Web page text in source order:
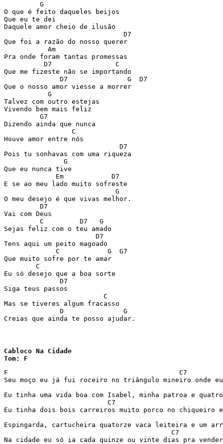
         G
O que é feito daqueles beijos
Que eu te dei
Daquele amor cheio de ilusão
                              D7
Que foi a razão do nosso querer
           Am
Pra onde foram tantas promessas
          D7                C
Que me fizeste não se importando
              D7               G  D7
Que o nosso amor viesse a morrer
           G
Talvez com outro estejas
Vivendo bem mais feliz
         G7
Dizendo ainda que nunca
                 C
Houve amor entre nós
                             D7
Pois tu sonhavas com uma riqueza
               G
Que eu nunca tive
             Em            D7
E se ao meu lado muito sofreste
                            G
O meu desejo é que vivas melhor.
         D7
Vai com Deus
         C         D7   G
Sejas feliz com o teu amado
                       D7
Tens aqui um peito magoado
             C            G  G7
Que muito sofre por te amar
        C
Eu só desejo que a boa sorte
              D7
Siga teus passos
                         C
Mas se tiveres algum fracasso
              D               G
Creias que ainda te posso ajudar.
Cabloco Na Cidade
Tom: F
F                                           C7
Seu moço eu já fui roceiro no triângulo mineiro onde
Eu tinha uma vida boa com Isabel, minha patroa e
                          C7
Eu tinha dois bois carreiros muito porco no chiqueiro
Espingarda, cartucheira quatorze vaca leiteira e um
                                          C7
Na cidade eu só ia cada quinze ou vinte dias pra